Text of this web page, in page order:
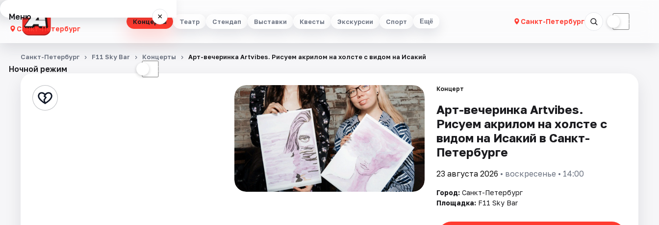
Концерты Театр Стендап Выставки Квесты Экскурсии Спорт Ещё Санкт-Петербург ☾
Меню ×
Санкт-Петербург
Концерты
Стендап
Ночной режим ☾
Санкт-Петербург F11 Sky Bar Концерты Арт-вечеринка Artvibes. Рисуем акрилом на холсте с видом на Исакий
Концерт
Арт-вечеринка Artvibes.
Рисуем акрилом на холсте с
видом на Исакий в Санкт-
Петербурге
23 августа 2026 • воскресенье • 14:00
Город: Санкт-Петербург
Площадка: F11 Sky Bar